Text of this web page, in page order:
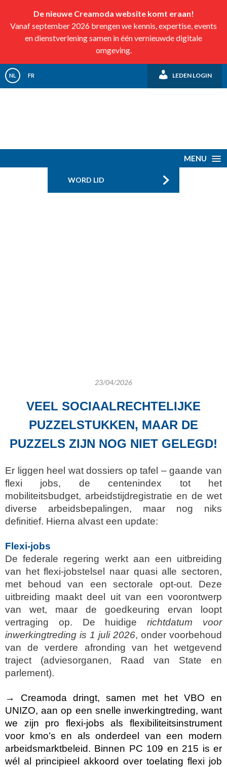
De nieuwe Creamoda website komt eraan!
Vanaf september 2026 brengen we kennis, expertise, events
en dienstverlening samen in één vernieuwde digitale
omgeving.
NL FR LEDEN LOGIN
MENU
WORD LID
23/04/2026
VEEL SOCIAALRECHTELIJKE
PUZZELSTUKKEN, MAAR DE
PUZZELS ZIJN NOG NIET GELEGD!
Er liggen heel wat dossiers op tafel – gaande van
flexi jobs, de centenindex tot het
mobiliteitsbudget, arbeidstijdregistratie en de wet
diverse arbeidsbepalingen, maar nog niks
definitief. Hierna alvast een update:
Flexi-jobs
De federale regering werkt aan een uitbreiding
van het flexi‑jobstelsel naar quasi alle sectoren,
met behoud van een sectorale opt‑out. Deze
uitbreiding maakt deel uit van een voorontwerp
van wet, maar de goedkeuring ervan loopt
vertraging op. De huidigerichtdatum voor
inwerkingtreding is 1 juli 2026, onder voorbehoud
van de verdere afronding van het wetgevend
traject (adviesorganen, Raad van State en
parlement).
→ Creamoda dringt, samen met het VBO en
UNIZO, aan op een snelle inwerkingtreding, want
we zijn pro flexi‑jobs als flexibiliteitsinstrument
voor kmo’s en als onderdeel van een modern
arbeidsmarktbeleid. Binnen PC 109 en 215 is er
wél al principieel akkoord over toelating flexi job